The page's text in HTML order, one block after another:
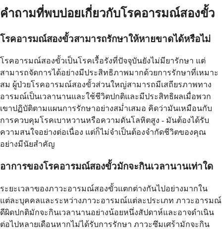
คำถามที่พบบ่อยเกี่ยวกับโรคอารมณ์สองขั้ว
โรคอารมณ์สองขั้วสามารถรักษาให้หายขาดได้หรือไม่
โรคอารมณ์สองขั้วเป็นโรคเรื้อรังที่ปัจจุบันยังไม่มียารักษา แต่
สามารถจัดการได้อย่างมีประสิทธิภาพมากด้วยการรักษาที่เหมาะ
สม ผู้ป่วยโรคอารมณ์สองขั้วส่วนใหญ่สามารถมีเสถียรภาพทาง
อารมณ์เป็นเวลานานและใช้ชีวิตปกติและมีประสิทธิผลเมื่อพวก
เขาปฏิบัติตามแผนการรักษาอย่างสม่ำเสมอ คิดว่ามันเหมือนกับ
การควบคุมโรคเบาหวานหรือความดันโลหิตสูง - มันต้องได้รับ
ความสนใจอย่างต่อเนื่อง แต่ก็ไม่จำเป็นต้องจำกัดชีวิตของคุณ
อย่างมีนัยสำคัญ
อาการของโรคอารมณ์สองขั้วมักจะกินเวลานานเท่าใด
ระยะเวลาของภาวะอารมณ์สองขั้วแตกต่างกันไปอย่างมากใน
แต่ละบุคคลและระหว่างภาวะอารมณ์แต่ละประเภท ภาวะอารมณ์
ดีผิดปกติมักจะกินเวลานานอย่างน้อยหนึ่งสัปดาห์และอาจดำเนิน
ต่อไปหลายเดือนหากไม่ได้รับการรักษา ภาวะซึมเศร้ามักจะกิน